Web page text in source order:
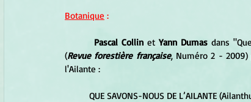
Botanique :
Pascal Collin et Yann Dumas dans
(Revue forestière française, Numéro 2 -
l'Ailante :
QUE SAVONS-NOUS DE L’AILANTE